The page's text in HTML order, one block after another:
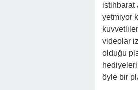
istihbarat
yetmiyor
videolar
olduğu
hediyeleri
öyle bir